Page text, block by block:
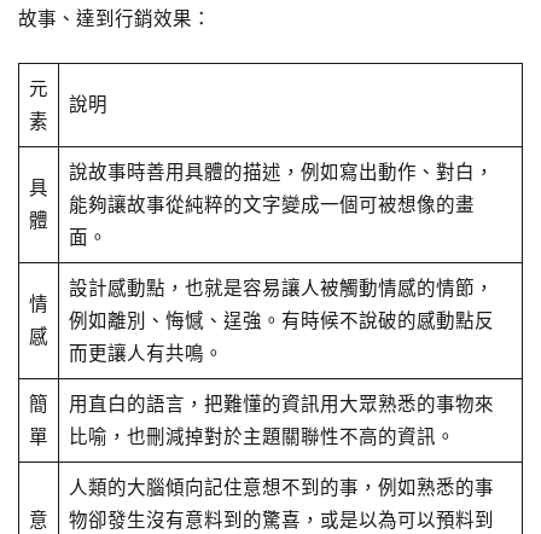
故事、達到行銷效果：
元
素
說明
具
體
說故事時善用具體的描述，例如寫出動作、對白，
能夠讓故事從純粹的文字變成一個可被想像的畫
面。
情
感
設計感動點，也就是容易讓人被觸動情感的情節，
例如離別、悔憾、逞強。有時候不說破的感動點反
而更讓人有共鳴。
簡
單
用直白的語言，把難懂的資訊用大眾熟悉的事物來
比喻，也刪減掉對於主題關聯性不高的資訊。
意
人類的大腦傾向記住意想不到的事，例如熟悉的事
物卻發生沒有意料到的驚喜，或是以為可以預料到